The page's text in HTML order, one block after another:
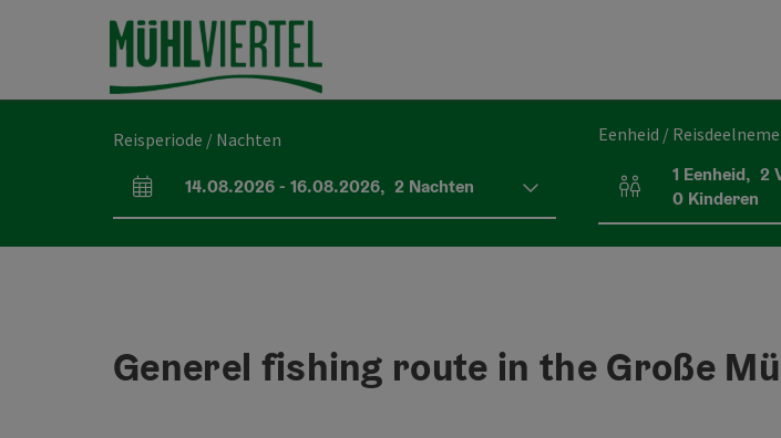
Accesskey
[0]
Navigatie Accesskey
[1]
PaginabeginAccesskey
[2]
Reisperiode / Nachten
Velden voor aankomst en vertrek
14.08.2026- 16.08.2026, 2 Nachten
Eenheid /
Aantal eenheden en
1 Eenheid, 2
0 Kinderen
Generel fishing route in the Große